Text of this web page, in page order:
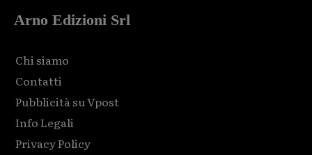
Arno Edizioni Srl
Chi siamo
Contatti
Pubblicità su Vpost
Info Legali
Privacy Policy